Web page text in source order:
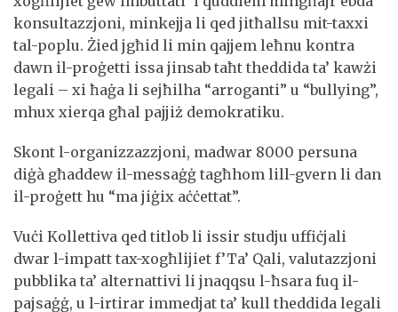
konsultazzjoni, minkejja li qed jitħallsu mit-taxxi
tal-poplu. Żied jgħid li min qajjem leħnu kontra
dawn il-proġetti issa jinsab taħt theddida ta’ kawżi
legali – xi ħaġa li sejħilha “arroganti” u “bullying”,
mhux xierqa għal pajjiż demokratiku.
Skont l-organizzazzjoni, madwar 8000 persuna
diġà għaddew il-messaġġ tagħhom lill-gvern li dan
il-proġett hu “ma jiġix aċċettat”.
Vuċi Kollettiva qed titlob li issir studju uffiċjali
dwar l-impatt tax-xogħlijiet f’Ta’ Qali, valutazzjoni
pubblika ta’ alternattivi li jnaqqsu l-ħsara fuq il-
pajsaġġ, u l-irtirar immedjat ta’ kull theddida legali